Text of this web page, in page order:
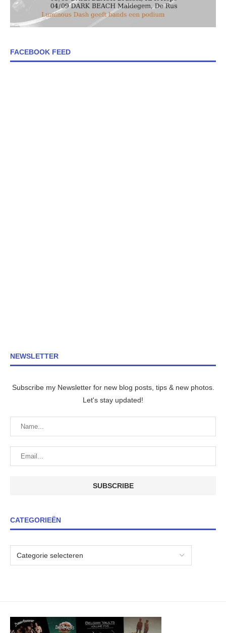
FACEBOOK FEED
NEWSLETTER
Subscribe my Newsletter for new blog posts, tips & new photos.
Let's stay updated!
CATEGORIEËN